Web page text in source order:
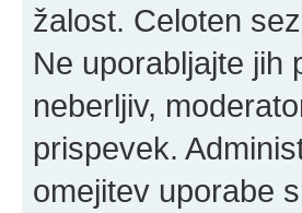
žalost. Celoten
Ne uporabljajte jih
neberljiv,
prispevek.
omejitev uporabe